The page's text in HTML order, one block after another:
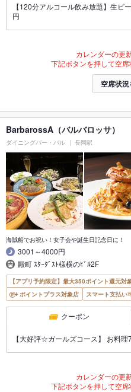
【120分アルコール飲み放題】生ビ
円
カレンダーの更
下記ボタンを押して空席
空席状
BarbarossA（バルバロッサ）
ダイニングバー・バル 長岡駅
海賊船でお祝い！女子会や誕生日記念日に！
3001～4000円
殿町 ｽﾀｰﾀﾞｽﾄ様横のﾋﾞﾙ2F
【アプリ予約限定】最大350ポイント還元対
ポイントプラス対象店
スマート支払い
クーポン
【大好評☆ガールズコース】 お料
カレンダーの更
下記ボタンを押して空席